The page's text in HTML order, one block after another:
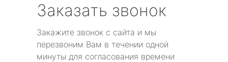
Заказать звонок
Закажите звонок с сайта и мы
перезвоним Вам в течении одной
минуты для согласования времени